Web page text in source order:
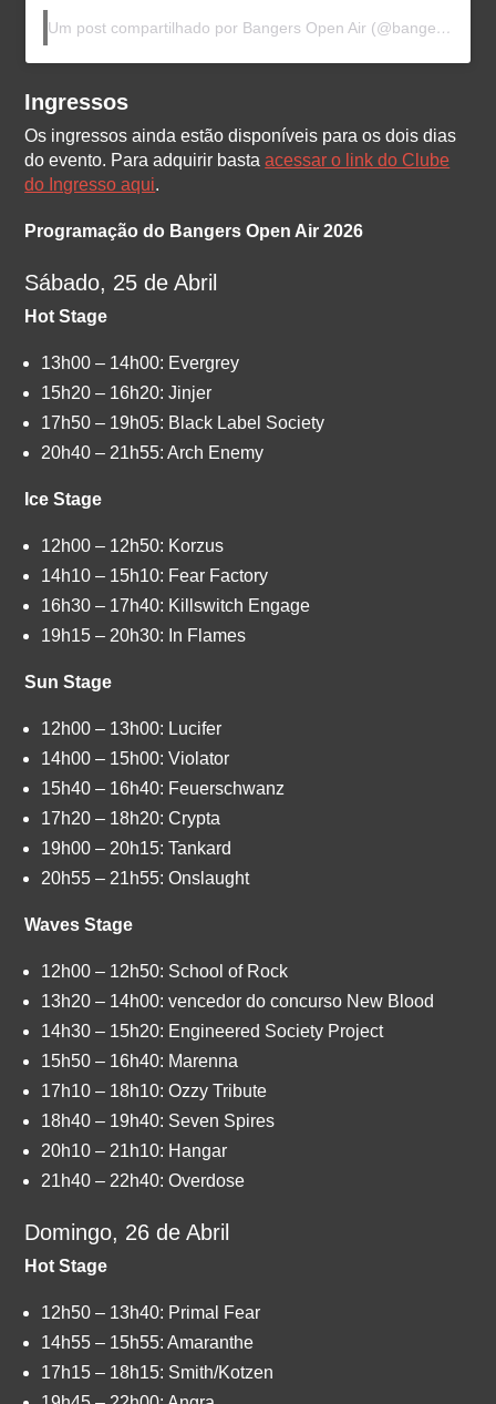
Um post compartilhado por Bangers Open Air (@bangersopenair)
Ingressos
Os ingressos ainda estão disponíveis para os dois dias
do evento. Para adquirir bastaacessar o link do Clube
do Ingresso aqui.
Programação do Bangers Open Air 2026
Sábado, 25 de Abril
Hot Stage
13h00 – 14h00: Evergrey
15h20 – 16h20: Jinjer
17h50 – 19h05: Black Label Society
20h40 – 21h55: Arch Enemy
Ice Stage
12h00 – 12h50: Korzus
14h10 – 15h10: Fear Factory
16h30 – 17h40: Killswitch Engage
19h15 – 20h30: In Flames
Sun Stage
12h00 – 13h00: Lucifer
14h00 – 15h00: Violator
15h40 – 16h40: Feuerschwanz
17h20 – 18h20: Crypta
19h00 – 20h15: Tankard
20h55 – 21h55: Onslaught
Waves Stage
12h00 – 12h50: School of Rock
13h20 – 14h00: vencedor do concurso New Blood
14h30 – 15h20: Engineered Society Project
15h50 – 16h40: Marenna
17h10 – 18h10: Ozzy Tribute
18h40 – 19h40: Seven Spires
20h10 – 21h10: Hangar
21h40 – 22h40: Overdose
Domingo, 26 de Abril
Hot Stage
12h50 – 13h40: Primal Fear
14h55 – 15h55: Amaranthe
17h15 – 18h15: Smith/Kotzen